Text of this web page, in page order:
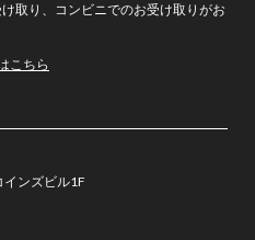
取り、コンビニでのお受け取りがお
こちら
ンズビル1F